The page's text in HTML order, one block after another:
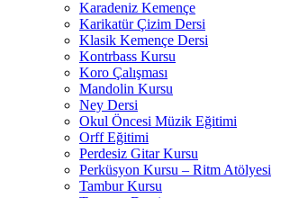
Karadeniz Kemençe
Karikatür Çizim Dersi
Klasik Kemençe Dersi
Kontrbass Kursu
Koro Çalışması
Mandolin Kursu
Ney Dersi
Okul Öncesi Müzik Eğitimi
Orff Eğitimi
Perdesiz Gitar Kursu
Perküsyon Kursu – Ritm Atölyesi
Tambur Kursu